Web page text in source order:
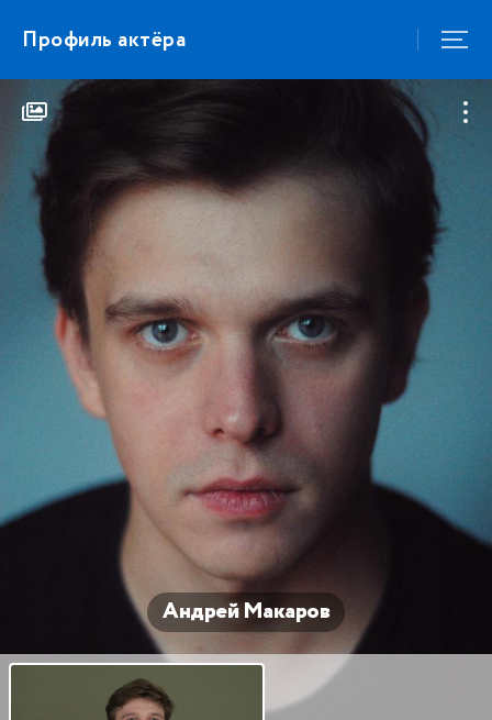
Профиль актёра
Андрей Макаров